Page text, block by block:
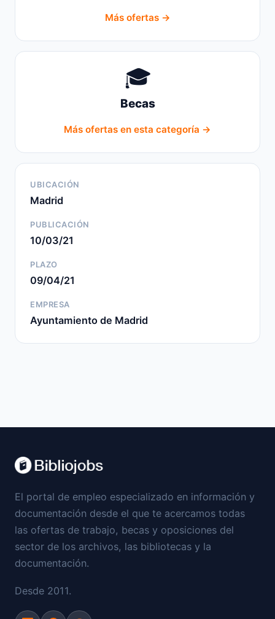
Más ofertas →
🎓
Becas
Más ofertas en esta categoría →
UBICACIÓN
Madrid
PUBLICACIÓN
10/03/21
PLAZO
09/04/21
EMPRESA
Ayuntamiento de Madrid
El portal de empleo especializado en información y
documentación desde el que te acercamos todas
las ofertas de trabajo, becas y oposiciones del
sector de los archivos, las bibliotecas y la
documentación.
Desde 2011.